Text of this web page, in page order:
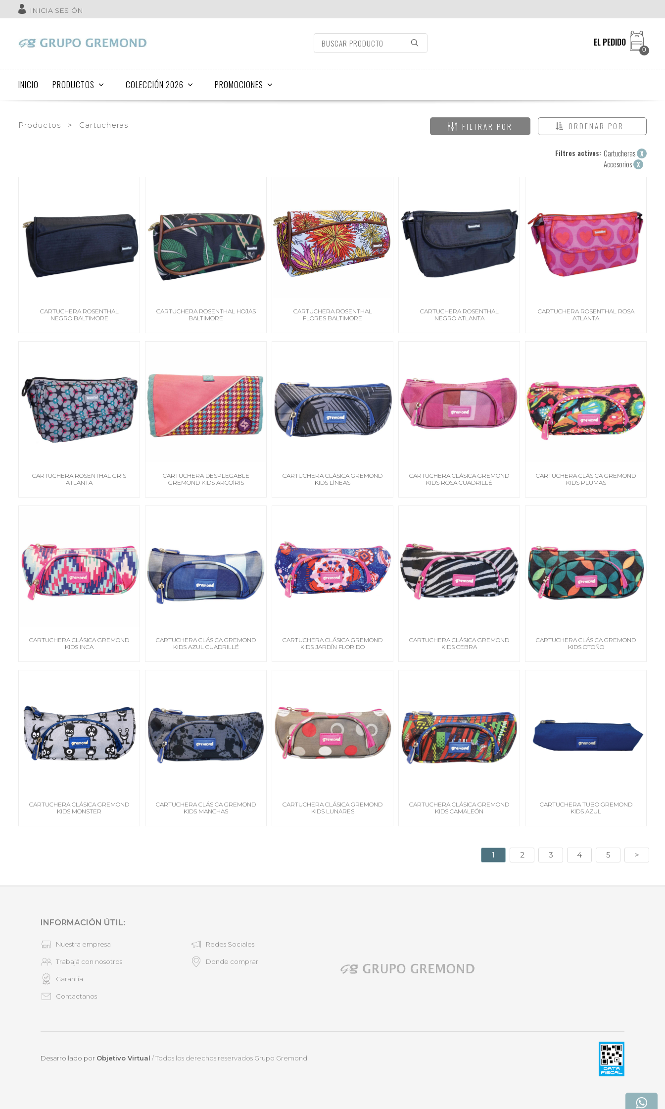
INICIA SESIÓN
EL PEDIDO
0
INICIO PRODUCTOS COLECCIÓN 2026 PROMOCIONES
Productos > Cartucheras ORDENAR POR
FILTRAR POR
Filtros activos: Cartucheras X
Accesorios X
CARTUCHERA ROSENTHAL
NEGRO BALTIMORE
CARTUCHERA ROSENTHAL HOJAS
BALTIMORE
CARTUCHERA ROSENTHAL
FLORES BALTIMORE
CARTUCHERA ROSENTHAL
NEGRO ATLANTA
CARTUCHERA ROSENTHAL ROSA
ATLANTA
CARTUCHERA ROSENTHAL GRIS
ATLANTA
CARTUCHERA DESPLEGABLE
GREMOND KIDS ARCOÍRIS
CARTUCHERA CLÁSICA GREMOND
KIDS LÍNEAS
CARTUCHERA CLÁSICA GREMOND
KIDS ROSA CUADRILLÉ
CARTUCHERA CLÁSICA GREMOND
KIDS PLUMAS
CARTUCHERA CLÁSICA GREMOND
KIDS INCA
CARTUCHERA CLÁSICA GREMOND
KIDS AZUL CUADRILLÉ
CARTUCHERA CLÁSICA GREMOND
KIDS JARDÍN FLORIDO
CARTUCHERA CLÁSICA GREMOND
KIDS CEBRA
CARTUCHERA CLÁSICA GREMOND
KIDS OTOÑO
CARTUCHERA CLÁSICA GREMOND
KIDS MONSTER
CARTUCHERA CLÁSICA GREMOND
KIDS MANCHAS
CARTUCHERA CLÁSICA GREMOND
KIDS LUNARES
CARTUCHERA CLÁSICA GREMOND
KIDS CAMALEÓN
CARTUCHERA TUBO GREMOND
KIDS AZUL
1 2 3 4 5 >
INFORMACIÓN ÚTIL:
Nuestra empresa
Trabajá con nosotros
Garantía
Contactanos
Redes Sociales
Donde comprar
Desarrollado por Objetivo Virtual / Todos los derechos reservados Grupo Gremond